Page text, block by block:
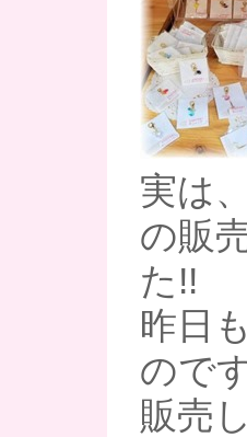
実は
の販
た!!
昨日
ので
販売